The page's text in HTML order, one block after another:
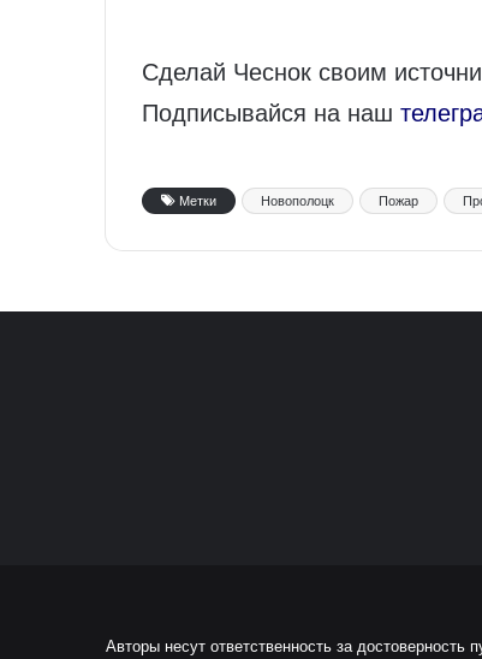
Сделай Чеснок своим
Подписывайся на наш
Метки Новополоцк Пожар
Авторы несут ответственность за